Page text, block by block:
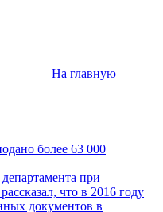
На главную
более 63 000
при
что в 2016 году
документов в